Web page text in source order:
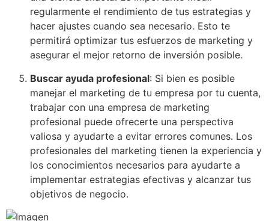
regularmente el rendimiento de tus estrategias y
hacer ajustes cuando sea necesario. Esto te
permitirá optimizar tus esfuerzos de marketing y
asegurar el mejor retorno de inversión posible.
Buscar ayuda profesional: Si bien es posible
manejar el marketing de tu empresa por tu cuenta,
trabajar con una empresa de marketing
profesional puede ofrecerte una perspectiva
valiosa y ayudarte a evitar errores comunes. Los
profesionales del marketing tienen la experiencia y
los conocimientos necesarios para ayudarte a
implementar estrategias efectivas y alcanzar tus
objetivos de negocio.